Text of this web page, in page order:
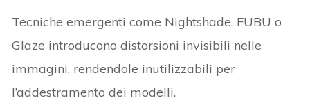
Tecniche emergenti come Nightshade, FUBU o
Glaze introducono distorsioni invisibili nelle
immagini, rendendole inutilizzabili per
l’addestramento dei modelli.